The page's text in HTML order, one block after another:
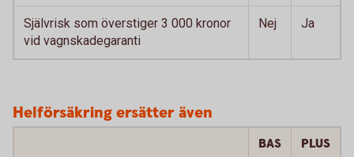
Självrisk som överstiger 3 000 kronor
vid vagnskadegaranti
Nej Ja
Helförsäkring ersätter även
BAS PLUS